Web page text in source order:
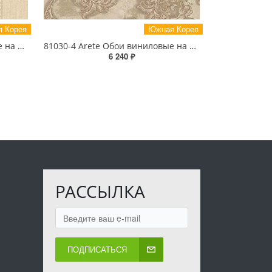
Корея
81029-4 Arete Обои виниловые на бумажной основе 1.06*15.6
Южная Корея
81030-4 Arete Обои виниловые на бумажной основе 1.06*15.6
6 240 ₽
РАССЫЛКА
ПОДПИСАТЬСЯ